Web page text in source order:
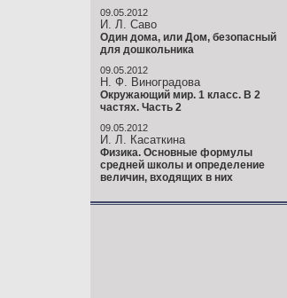
09.05.2012
И. Л. Саво
Один дома, или Дом, безопасный
для дошкольника
09.05.2012
Н. Ф. Виноградова
Окружающий мир. 1 класс. В 2
частях. Часть 2
09.05.2012
И. Л. Касаткина
Физика. Основные формулы
средней школы и определение
величин, входящих в них